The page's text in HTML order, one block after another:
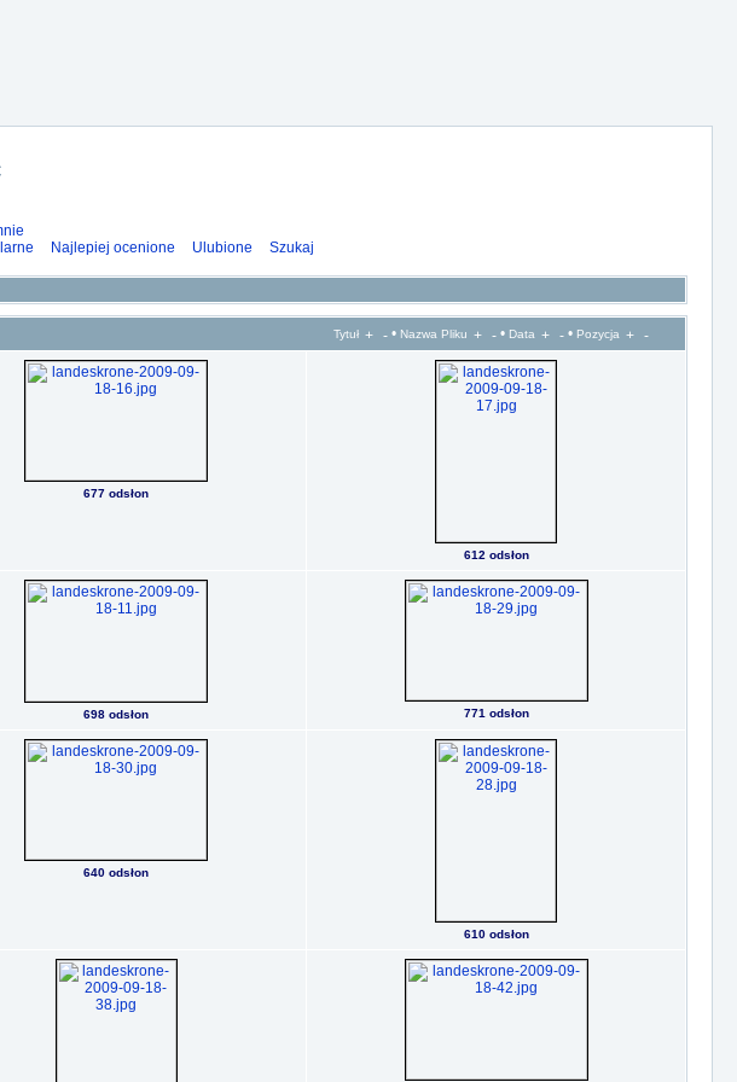
Najlepiej ocenione Ulubione Szukaj
Tytuł • Nazwa Pliku • Data • Pozycja
677 odsłon
612 odsłon
698 odsłon 771 odsłon
640 odsłon
610 odsłon